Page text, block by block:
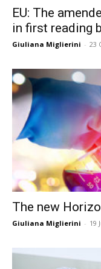
EU: The
in first reading
Giuliana Miglierini - 23
The new
Giuliana Miglierini - 19